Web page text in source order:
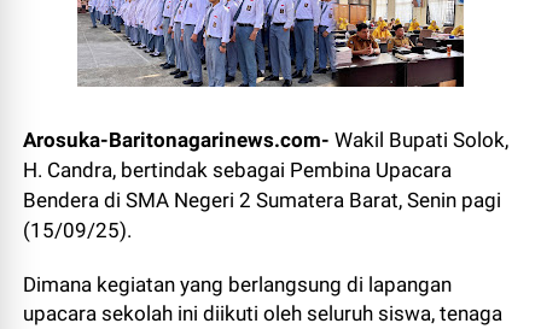
Arosuka-Baritonagarinews.com- Wakil Bupati Solok,
H. Candra, bertindak sebagai Pembina Upacara
Bendera di SMA Negeri 2 Sumatera Barat, Senin pagi
(15/09/25).
Dimana kegiatan yang berlangsung di lapangan
upacara sekolah ini diikuti oleh seluruh siswa, tenaga